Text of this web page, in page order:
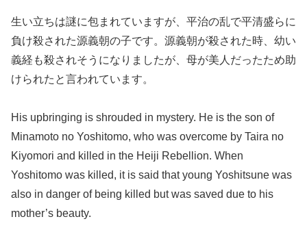
生い立ちは謎に包まれていますが、平治の乱で平清盛らに
負け殺された源義朝の子です。源義朝が殺された時、幼い
義経も殺されそうになりましたが、母が美人だったため助
けられたと言われています。
His upbringing is shrouded in mystery. He is the son of
Minamoto no Yoshitomo, who was overcome by Taira no
Kiyomori and killed in the Heiji Rebellion. When
Yoshitomo was killed, it is said that young Yoshitsune was
also in danger of being killed but was saved due to his
mother’s beauty.